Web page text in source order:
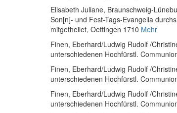
Elisabeth Juliane, Braunschweig-
Son[n]- und Fest-Tags-Evangelia
mitgetheilet, Oettingen 1710 Mehr
Finen, Eberhard/Ludwig Rudolf /
unterschiedenen Hochfürstl.
Finen, Eberhard/Ludwig Rudolf /
unterschiedenen Hochfürstl.
Finen, Eberhard/Ludwig Rudolf /
unterschiedenen Hochfürstl.